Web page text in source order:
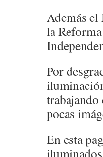
Además el
la
Por
trabajando
pocas
En esta